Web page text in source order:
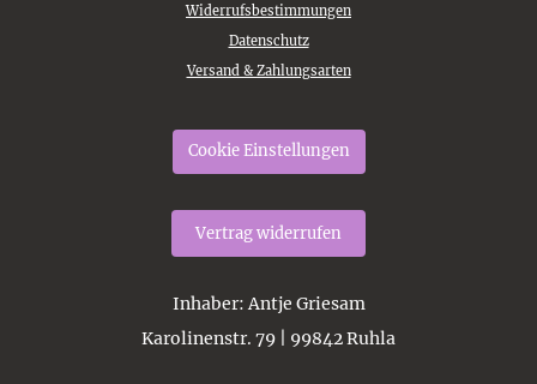
Widerrufsbestimmungen
Datenschutz
Versand & Zahlungsarten
Cookie Einstellungen
Vertrag widerrufen
Inhaber: Antje Griesam
Karolinenstr. 79 | 99842 Ruhla